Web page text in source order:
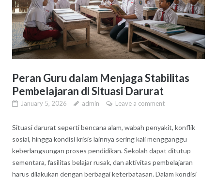
Peran Guru dalam Menjaga Stabilitas
Pembelajaran di Situasi Darurat
January 5, 2026 admin Leave a comment
Situasi darurat seperti bencana alam, wabah penyakit, konflik
sosial, hingga kondisi krisis lainnya sering kali mengganggu
keberlangsungan proses pendidikan. Sekolah dapat ditutup
sementara, fasilitas belajar rusak, dan aktivitas pembelajaran
harus dilakukan dengan berbagai keterbatasan. Dalam kondisi